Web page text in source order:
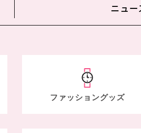
ニュー
ファッショングッズ